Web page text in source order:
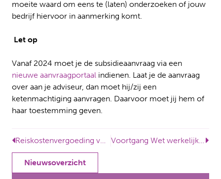
moeite waard om eens te (laten) onderzoeken of jouw
bedrijf hiervoor in aanmerking komt.
Let op
Vanaf 2024 moet je de subsidieaanvraag via een
nieuwe aanvraagportaal indienen. Laat je de aanvraag
over aan je adviseur, dan moet hij/zij een
ketenmachtiging aanvragen. Daarvoor moet jij hem of
haar toestemming geven.
Reiskostenvergoeding voor woon-werkverkeer van en naar de camping? Voortgang Wet werkelijke rendement box 3
Nieuwsoverzicht